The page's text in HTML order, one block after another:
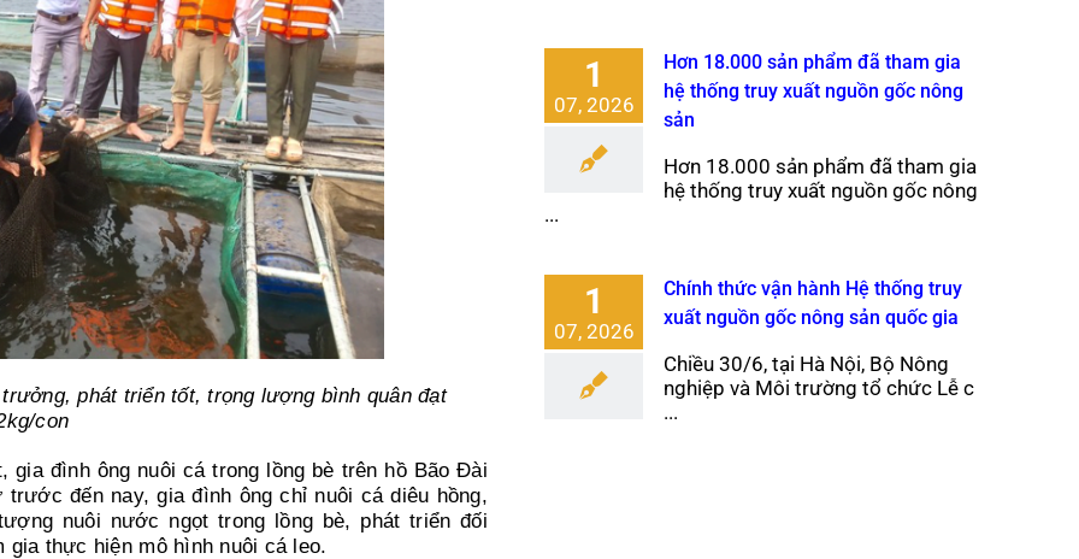
phát triển tốt, trọng lượng bình quân đạt
con
đình ông nuôi cá trong lồng bè trên hồ Bão Đài
đến nay, gia đình ông chỉ nuôi cá diêu hồng,
nuôi nước ngọt trong lồng bè, phát triển đối
gia thực hiện mô hình nuôi cá leo.
1
07, 2026
Hơn 18.000 sản phẩm đã tham gia
hệ thống truy xuất nguồn gốc nông
sản
Hơn 18.000 sản phẩm đã tham gia
hệ thống truy xuất nguồn gốc nông
...
1
07, 2026
Chính thức vận hành Hệ thống truy
xuất nguồn gốc nông sản quốc gia
Chiều 30/6, tại Hà Nội, Bộ Nông
nghiệp và Môi trường tổ chức Lễ c
...